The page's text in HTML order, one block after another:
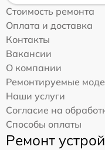
Стоимость ремонта
Оплата и доставка
Контакты
Вакансии
О компании
Ремонтируемые
Наши услуги
Согласие на
Способы оплаты
Ремонт